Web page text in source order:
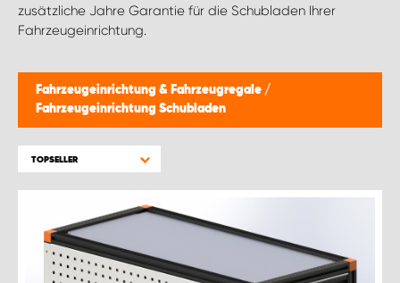
zusätzliche Jahre Garantie für die Schubladen Ihrer
Fahrzeugeinrichtung.
Fahrzeugeinrichtung & Fahrzeugregale /
Fahrzeugeinrichtung Schubladen
TOPSELLER